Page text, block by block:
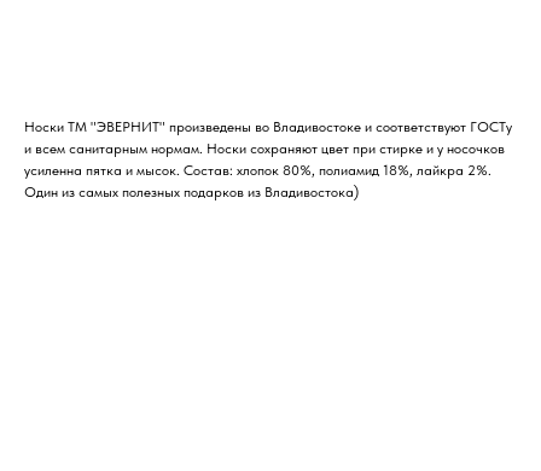
Носки ТМ "ЭВЕРНИТ" произведены во Владивостоке и соответствуют ГОСТу
и всем санитарным нормам. Носки сохраняют цвет при стирке и у носочков
усиленна пятка и мысок. Состав: хлопок 80%, полиамид 18%, лайкра 2%.
Один из самых полезных подарков из Владивостока)